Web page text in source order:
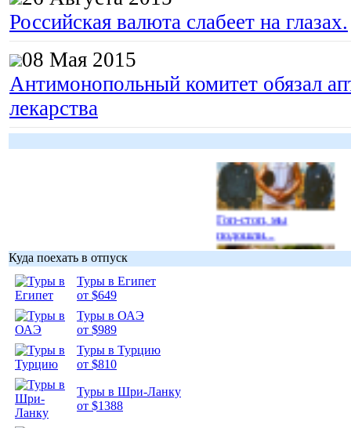
Российская валюта слабеет на глазах.
08 Мая 2015
Антимонопольный комитет обязал
лекарства
Гоп-стоп, мы
подошли...
Куда поехать в отпуск
Туры в Египет
от $649
Туры в ОАЭ
от $989
Туры в Турцию
от $810
Туры в Шри-Ланку
от $1388